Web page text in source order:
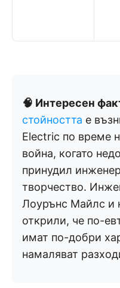
🧠 Интересен
стойността е
Electric по време
война, когато
принудил
творчество.
Лоурънс Майлс и
открили, че по-
имат по-добри
намаляват